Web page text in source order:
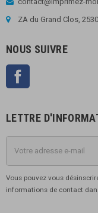
ZA du Grand Clos,
NOUS SUIVRE
LETTRE
Vous pouvez vous
informations de contact